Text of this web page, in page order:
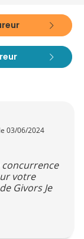
03/06/2024
concurrence
votre
Givors Je